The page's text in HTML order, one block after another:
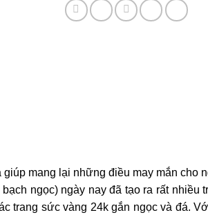
mang lại những điều may mắn cho
ngọc) ngày nay đã tạo ra rất nhiều
trang sức vàng 24k gắn ngọc và đá.